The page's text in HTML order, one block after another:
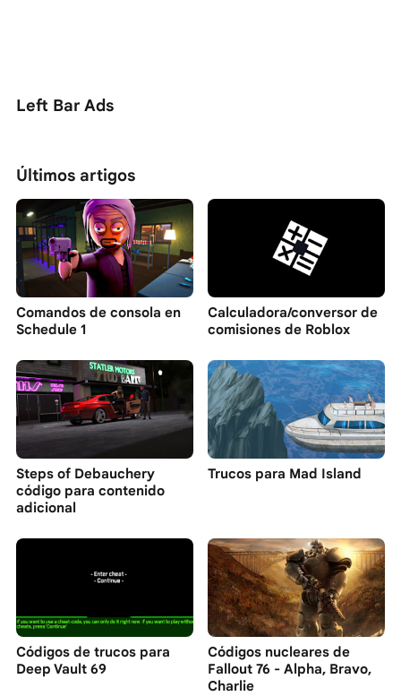
Left Bar Ads
Últimos artigos
Comandos de consola en
Schedule 1
Calculadora/conversor de
comisiones de Roblox
Steps of Debauchery
código para contenido
adicional
Trucos para Mad Island
Códigos de trucos para
Deep Vault 69
Códigos nucleares de
Fallout 76 - Alpha, Bravo,
Charlie